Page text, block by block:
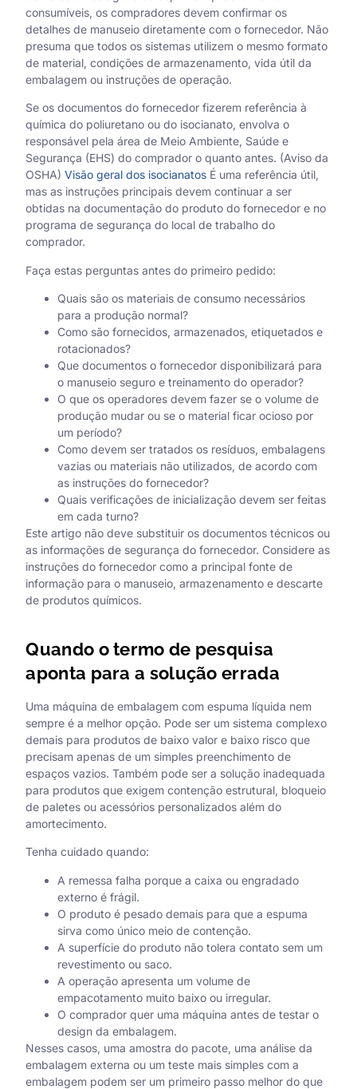
consumíveis, os compradores devem confirmar os
detalhes de manuseio diretamente com o fornecedor. Não
presuma que todos os sistemas utilizem o mesmo formato
de material, condições de armazenamento, vida útil da
embalagem ou instruções de operação.
Se os documentos do fornecedor fizerem referência à
química do poliuretano ou do isocianato, envolva o
responsável pela área de Meio Ambiente, Saúde e
Segurança (EHS) do comprador o quanto antes. (Aviso da
OSHA)Visão geral dos isocianatos É uma referência útil,
mas as instruções principais devem continuar a ser
obtidas na documentação do produto do fornecedor e no
programa de segurança do local de trabalho do
comprador.
Faça estas perguntas antes do primeiro pedido:
Quais são os materiais de consumo necessários
para a produção normal?
Como são fornecidos, armazenados, etiquetados e
rotacionados?
Que documentos o fornecedor disponibilizará para
o manuseio seguro e treinamento do operador?
O que os operadores devem fazer se o volume de
produção mudar ou se o material ficar ocioso por
um período?
Como devem ser tratados os resíduos, embalagens
vazias ou materiais não utilizados, de acordo com
as instruções do fornecedor?
Quais verificações de inicialização devem ser feitas
em cada turno?
Este artigo não deve substituir os documentos técnicos ou
as informações de segurança do fornecedor. Considere as
instruções do fornecedor como a principal fonte de
informação para o manuseio, armazenamento e descarte
de produtos químicos.
Quando o termo de pesquisa
aponta para a solução errada
Uma máquina de embalagem com espuma líquida nem
sempre é a melhor opção. Pode ser um sistema complexo
demais para produtos de baixo valor e baixo risco que
precisam apenas de um simples preenchimento de
espaços vazios. Também pode ser a solução inadequada
para produtos que exigem contenção estrutural, bloqueio
de paletes ou acessórios personalizados além do
amortecimento.
Tenha cuidado quando:
A remessa falha porque a caixa ou engradado
externo é frágil.
O produto é pesado demais para que a espuma
sirva como único meio de contenção.
A superfície do produto não tolera contato sem um
revestimento ou saco.
A operação apresenta um volume de
empacotamento muito baixo ou irregular.
O comprador quer uma máquina antes de testar o
design da embalagem.
Nesses casos, uma amostra do pacote, uma análise da
embalagem externa ou um teste mais simples com a
embalagem podem ser um primeiro passo melhor do que